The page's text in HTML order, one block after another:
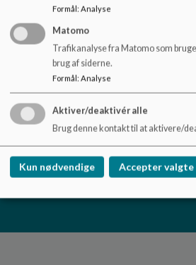
Skoleholdervej 20
utterslevskole@kk.dk
33 66 92 00
EAN NR.
5798009375612
Tilgængelighedserklæring
Sitemap
Cookie politik
Formål: Analyse
Matomo
Trafikanalyse fra Matomo som
brug af siderne.
Formål: Analyse
Aktiver/deaktivér alle
Brug denne kontakt til at aktivere/
Kun nødvendige Accepter valgte